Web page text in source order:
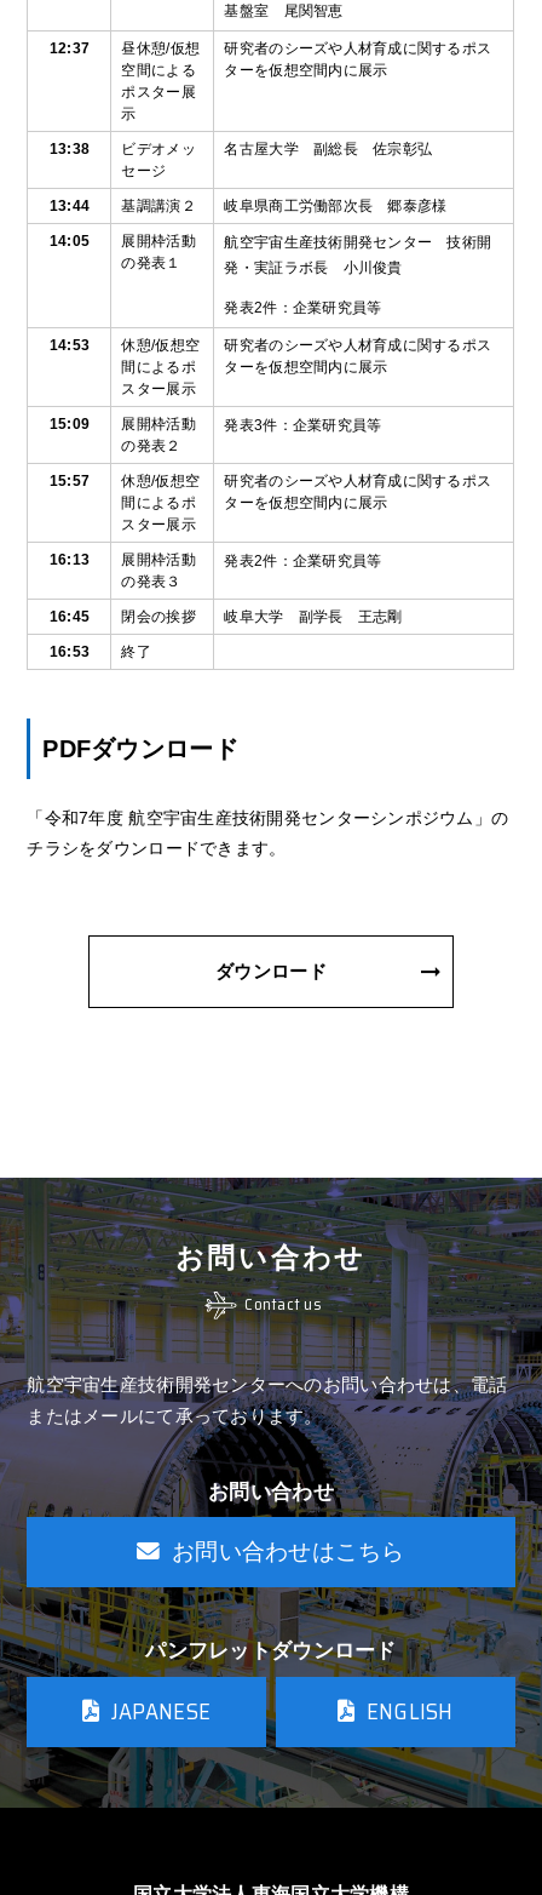
基盤室 尾関智恵
12:37
昼休憩/仮想
空間による
ポスター展
示
研究者のシーズや人材育成に関するポス
ターを仮想空間内に展示
13:38
ビデオメッ
セージ
名古屋大学 副総長 佐宗彰弘
13:44 基調講演２ 岐阜県商工労働部次長 郷泰彦様
14:05
展開枠活動
の発表１
航空宇宙生産技術開発センター 技術開
発・実証ラボ長 小川俊貴
発表2件：企業研究員等
14:53
休憩/仮想空
間によるポ
スター展示
研究者のシーズや人材育成に関するポス
ターを仮想空間内に展示
15:09
展開枠活動
の発表２
発表3件：企業研究員等
15:57
休憩/仮想空
間によるポ
スター展示
研究者のシーズや人材育成に関するポス
ターを仮想空間内に展示
16:13
展開枠活動
の発表３
発表2件：企業研究員等
16:45 閉会の挨拶 岐阜大学 副学長 王志剛
16:53 終了
PDFダウンロード
「令和7年度 航空宇宙生産技術開発センターシンポジウム」の
チラシをダウンロードできます。
ダウンロード
お問い合わせ
Contact us
航空宇宙生産技術開発センターへのお問い合わせは、電話
またはメールにて承っております。
お問い合わせ
お問い合わせはこちら
パンフレットダウンロード
JAPANESE ENGLISH